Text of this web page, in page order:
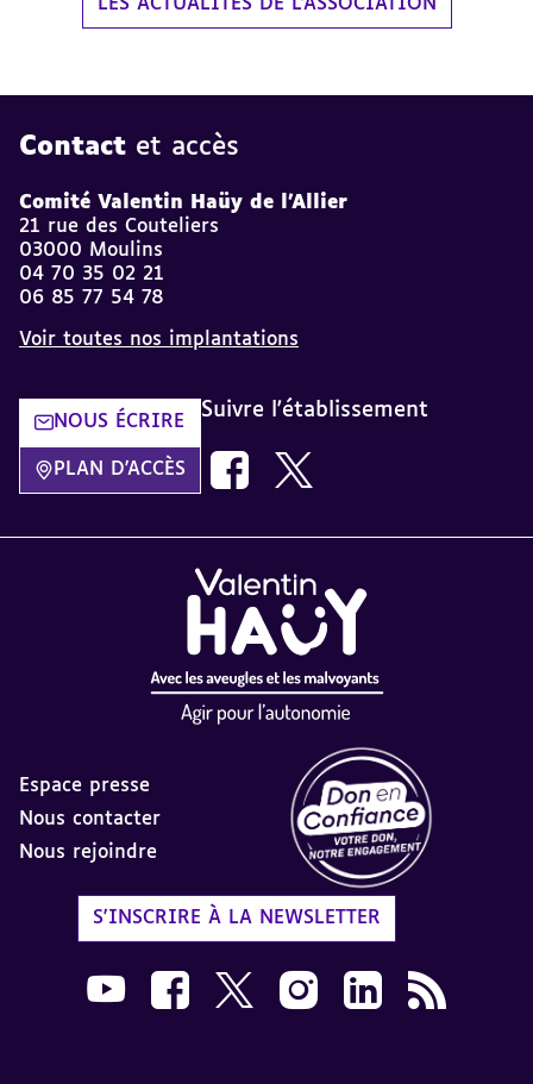
LES ACTUALITÉS DE L'ASSOCIATION
Contact et accès
Comité Valentin Haüy de l'Allier
21 rue des Couteliers
03000 Moulins
04 70 35 02 21
06 85 77 54 78
Voir toutes nos implantations
NOUS ÉCRIRE
PLAN D'ACCÈS
Suivre l'établissement
Nous suivre sur Facebook AVH
Nous suivre sur Twitter
Espace presse
Nous contacter
Nous rejoindre
S'INSCRIRE À LA NEWSLETTER
Nous suivre sur Youtube AVH dans une
Nous suivre sur Facebook AVH dans
Nous suivre sur X AVH dans une
Nous suivre sur Instagram
Nous suivre sur
Flux RSS